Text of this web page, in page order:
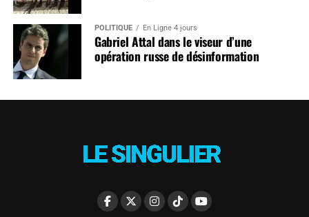
POLITIQUE En Ligne 4 jours
Gabriel Attal dans le viseur d’une
opération russe de désinformation